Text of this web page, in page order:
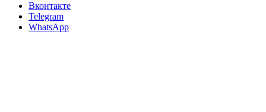
Вконтакте
Telegram
WhatsApp